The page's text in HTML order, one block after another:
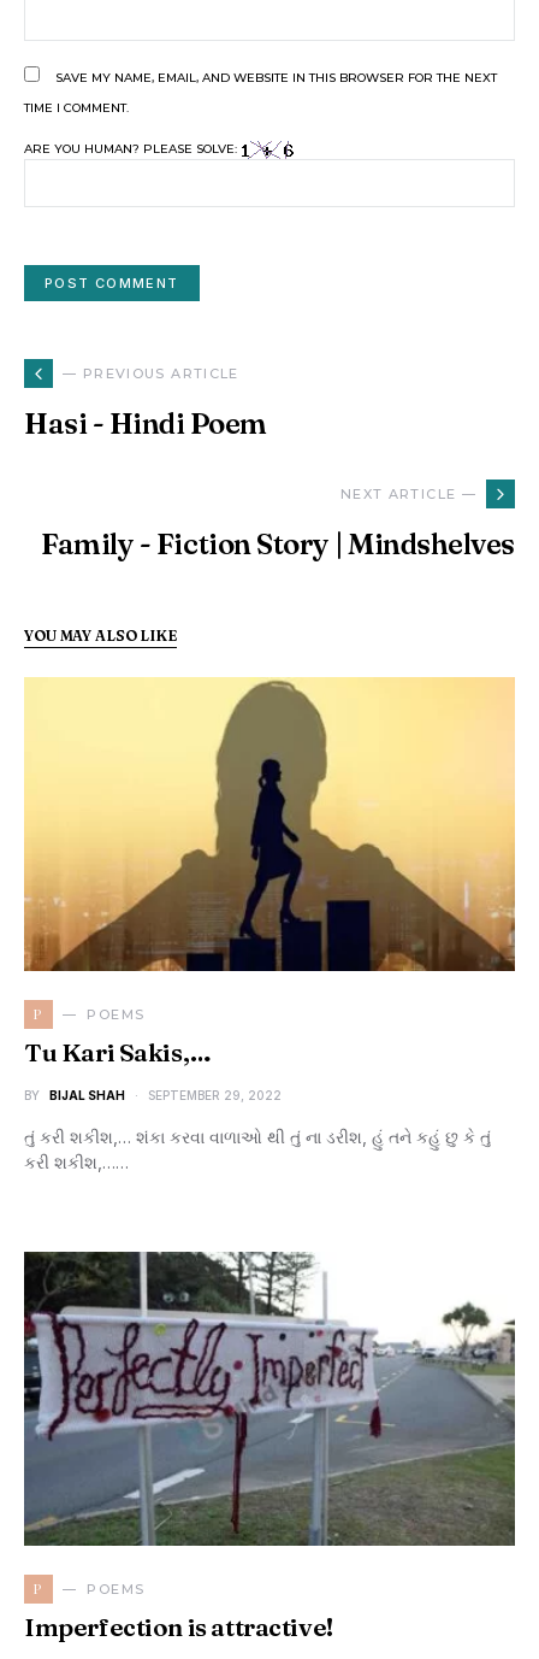
SAVE MY NAME, EMAIL, AND WEBSITE IN THIS BROWSER FOR THE NEXT
TIME I COMMENT.
ARE YOU HUMAN? PLEASE SOLVE:
— PREVIOUS ARTICLE
Hasi - Hindi Poem
NEXT ARTICLE —
Family - Fiction Story | Mindshelves
YOU MAY ALSO LIKE
P POEMS
Tu Kari Sakis,…
BY BIJAL SHAH SEPTEMBER 29, 2022
તું કરી શકીશ,… શંકા કરવા વાળાઓ થી તું ના ડરીશ, હું તને કહું છુ કે તું
કરી શકીશ,……
P POEMS
Imperfection is attractive!